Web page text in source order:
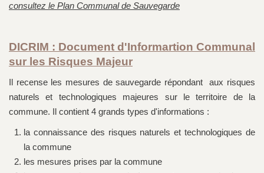
consultez le Plan Communal de Sauvegarde
DICRIM : Document d'Informartion Communal
sur les Risques Majeur
Il recense les mesures de sauvegarde répondant aux risques
naturels et technologiques majeures sur le territoire de la
commune. Il contient 4 grands types d'informations :
la connaissance des risques naturels et technologiques de
la commune
les mesures prises par la commune